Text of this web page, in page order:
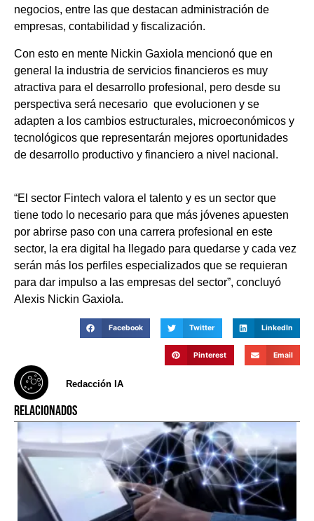
negocios, entre las que destacan administración de
empresas, contabilidad y fiscalización.
Con esto en mente Nickin Gaxiola mencionó que en
general la industria de servicios financieros es muy
atractiva para el desarrollo profesional, pero desde su
perspectiva será necesario que evolucionen y se
adapten a los cambios estructurales, microeconómicos y
tecnológicos que representarán mejores oportunidades
de desarrollo productivo y financiero a nivel nacional.
“El sector Fintech valora el talento y es un sector que
tiene todo lo necesario para que más jóvenes apuesten
por abrirse paso con una carrera profesional en este
sector, la era digital ha llegado para quedarse y cada vez
serán más los perfiles especializados que se requieran
para dar impulso a las empresas del sector”, concluyó
Alexis Nickin Gaxiola.
Facebook Twitter LinkedIn
Pinterest Email
Redacción IA
RELACIONADOS